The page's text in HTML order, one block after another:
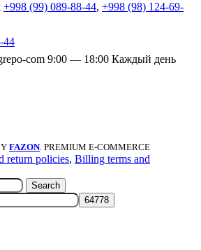
+998 (99) 089-88-44, +998 (98) 124-69-
44
9:00 — 18:00 Каждый день
FAZON. PREMIUM E-COMMERCE
return policies, Billing terms and
Search